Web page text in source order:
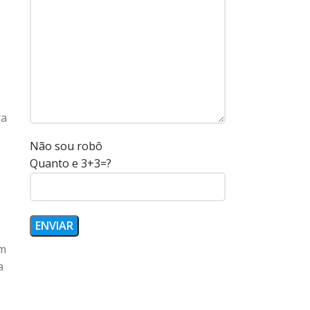
Não sou robô
Quanto e 3+3=?